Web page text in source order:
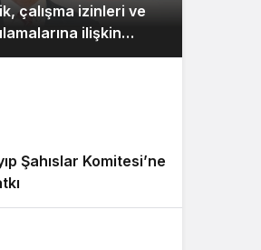
çalışma izinleri ve
ilişkin
Şahıslar Komitesi’ne